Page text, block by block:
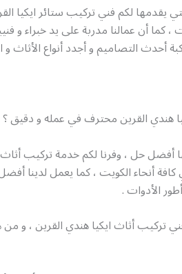
يقدمها لكم فني تركيب ستائر ايكيا
كما أن عمالنا مدربة على يد خبراء
أحدث التصاميم و أجدد أنواع الأثاث و
هندي القرين محترف في عمله و دقيق ؟
أفضل حل ، وفرنا لكم خدمة تركيب أثاث
أنحاء الكويت ، كما يعمل لدينا
الأدوات .
تركيب أثاث ايكيا هندي القرين ، و